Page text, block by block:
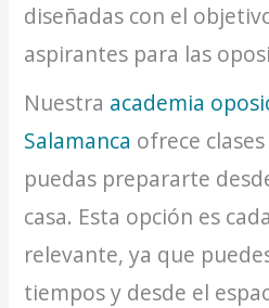
diseñadas con el
aspirantes para las
Nuestra academia
Salamanca ofrece
puedas prepararte
casa. Esta opción es
relevante, ya que
tiempos y desde el